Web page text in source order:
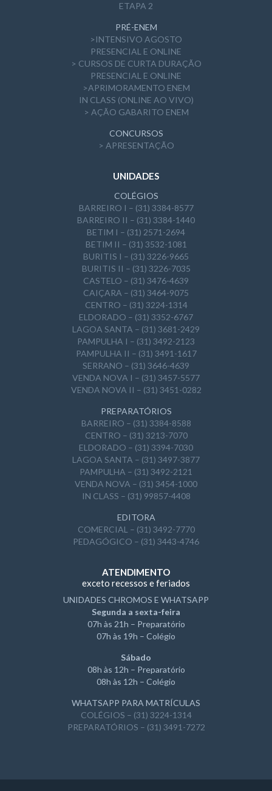
ETAPA 2
PRÉ-ENEM
>INTENSIVO AGOSTO
PRESENCIAL E ONLINE
> CURSOS DE CURTA DURAÇÃO
PRESENCIAL E ONLINE
>APRIMORAMENTO ENEM
IN CLASS (ONLINE AO VIVO)
> AÇÃO GABARITO ENEM
CONCURSOS
> APRESENTAÇÃO
UNIDADES
COLÉGIOS
BARREIRO I – (31) 3384-8577
BARREIRO II – (31) 3384-1440
BETIM I – (31) 2571-2694
BETIM II – (31) 3532-1081
BURITIS I – (31) 3226-9665
BURITIS II – (31) 3226-7035
CASTELO – (31) 3476-4639
CAIÇARA – (31) 3464-9075
CENTRO – (31) 3224-1314
ELDORADO – (31) 3352-6767
LAGOA SANTA – (31) 3681-2429
PAMPULHA I – (31) 3492-2123
PAMPULHA II – (31) 3491-1617
SERRANO – (31) 3646-4639
VENDA NOVA I – (31) 3457-5577
VENDA NOVA II – (31) 3451-0282
PREPARATÓRIOS
BARREIRO – (31) 3384-8588
CENTRO – (31) 3213-7070
ELDORADO – (31) 3394-7030
LAGOA SANTA – (31) 3497-3877
PAMPULHA – (31) 3492-2121
VENDA NOVA – (31) 3454-1000
IN CLASS – (31) 99857-4408
EDITORA
COMERCIAL – (31) 3492-7770
PEDAGÓGICO – (31) 3443-4746
ATENDIMENTO
exceto recessos e feriados
UNIDADES CHROMOS E WHATSAPP
Segunda a sexta-feira
07h às 21h – Preparatório
07h às 19h – Colégio
Sábado
08h às 12h – Preparatório
08h às 12h – Colégio
WHATSAPP PARA MATRÍCULAS
COLÉGIOS – (31) 3224-1314
PREPARATÓRIOS – (31) 3491-7272